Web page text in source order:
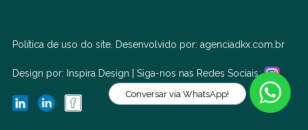
Política de uso do site. Desenvolvido por: agenciadkx.com.br
Design por: Inspira Design | Siga-nos nas Redes Sociais:
Conversar via WhatsApp!